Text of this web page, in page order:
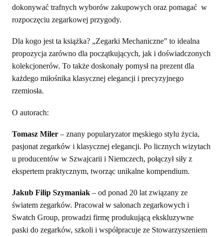
dokonywać trafnych wyborów zakupowych oraz pomagać w
rozpoczęciu zegarkowej przygody.
Dla kogo jest ta książka? „Zegarki Mechaniczne” to idealna
propozycja zarówno dla początkujących, jak i doświadczonych
kolekcjonerów. To także doskonały pomysł na prezent dla
każdego miłośnika klasycznej elegancji i precyzyjnego
rzemiosła.
O autorach:
Tomasz Miler – znany popularyzator męskiego stylu życia,
pasjonat zegarków i klasycznej elegancji. Po licznych wizytach
u producentów w Szwajcarii i Niemczech, połączył siły z
ekspertem praktycznym, tworząc unikalne kompendium.
Jakub Filip Szymaniak – od ponad 20 lat związany ze
światem zegarków. Pracował w salonach zegarkowych i
Swatch Group, prowadzi firmę produkującą ekskluzywne
paski do zegarków, szkoli i współpracuje ze Stowarzyszeniem